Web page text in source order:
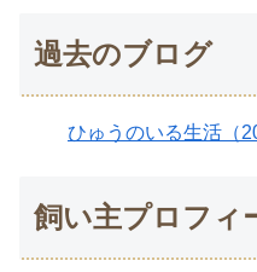
過去のブログ
ひゅうのいる生活（
飼い主プロフィ